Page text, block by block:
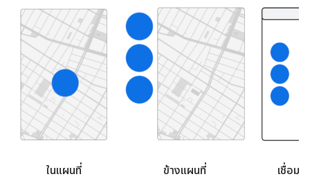
ในแผนที่ ข้างแผนที่ เชื่อม